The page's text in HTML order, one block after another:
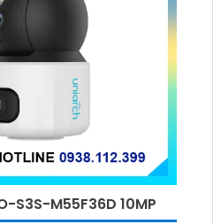
S3S-M55F36D 10MP